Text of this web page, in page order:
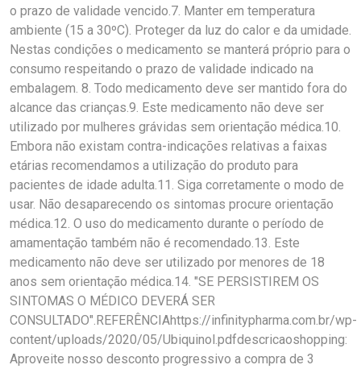
o prazo de validade vencido.7. Manter em temperatura
ambiente (15 a 30ºC). Proteger da luz do calor e da umidade.
Nestas condições o medicamento se manterá próprio para o
consumo respeitando o prazo de validade indicado na
embalagem. 8. Todo medicamento deve ser mantido fora do
alcance das crianças.9. Este medicamento não deve ser
utilizado por mulheres grávidas sem orientação médica.10.
Embora não existam contra-indicações relativas a faixas
etárias recomendamos a utilização do produto para
pacientes de idade adulta.11. Siga corretamente o modo de
usar. Não desaparecendo os sintomas procure orientação
médica.12. O uso do medicamento durante o período de
amamentação também não é recomendado.13. Este
medicamento não deve ser utilizado por menores de 18
anos sem orientação médica.14. "SE PERSISTIREM OS
SINTOMAS O MÉDICO DEVERÁ SER
CONSULTADO".REFERÊNCIAhttps://infinitypharma.com.br/wp-
content/uploads/2020/05/Ubiquinol.pdfdescricaoshopping:
Aproveite nosso desconto progressivo a compra de 3